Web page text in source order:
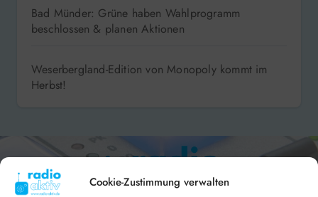
Cookie-Zustimmung verwalten
Bad Münder: Grüne haben Wahlprogramm
beschlossen & planen Aktionen
Weserbergland-Edition von Monopoly kommt im
Herbst!